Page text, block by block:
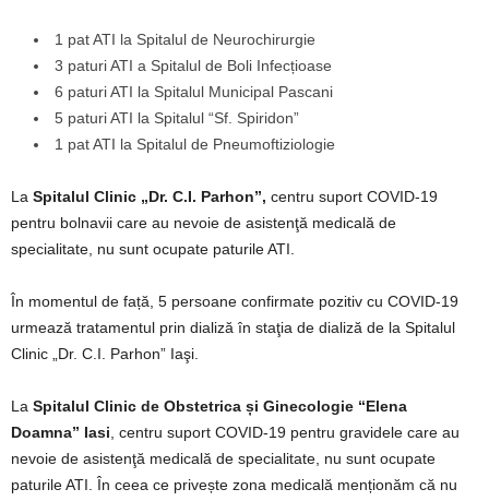
1 pat ATI la Spitalul de Neurochirurgie
3 paturi ATI a Spitalul de Boli Infecțioase
6 paturi ATI la Spitalul Municipal Pascani
5 paturi ATI la Spitalul “Sf. Spiridon”
1 pat ATI la Spitalul de Pneumoftiziologie
La Spitalul Clinic „Dr. C.I. Parhon”, centru suport COVID-19
pentru bolnavii care au nevoie de asistenţă medicală de
specialitate, nu sunt ocupate paturile ATI.
În momentul de față, 5 persoane confirmate pozitiv cu COVID-19
urmează tratamentul prin dializă în staţia de dializă de la Spitalul
Clinic „Dr. C.I. Parhon” Iaşi.
La Spitalul Clinic de Obstetrica și Ginecologie “Elena
Doamna” Iasi , centru suport COVID-19 pentru gravidele care au
nevoie de asistenţă medicală de specialitate, nu sunt ocupate
paturile ATI. În ceea ce privește zona medicală menționăm că nu